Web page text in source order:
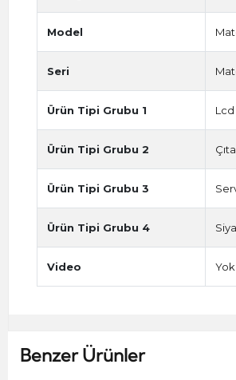
Model
Seri
Ürün Tipi Grubu 1 Lcd
Ürün Tipi Grubu 2
Ürün Tipi Grubu 3
Ürün Tipi Grubu 4
Video Yok
Benzer Ürünler